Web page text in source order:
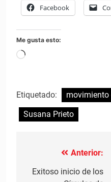
Facebook
Me gusta esto:
Cargando...
Etiquetado:
Susana Prieto
Navegación
de
Anterior:
Exitoso inicio de los